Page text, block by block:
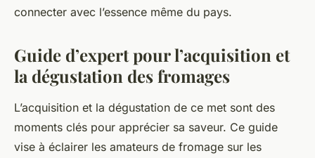
connecter avec l’essence même du pays.
Guide d’expert pour l’acquisition et
la dégustation des fromages
L’acquisition et la dégustation de ce met sont des
moments clés pour apprécier sa saveur. Ce guide
vise à éclairer les amateurs de fromage sur les